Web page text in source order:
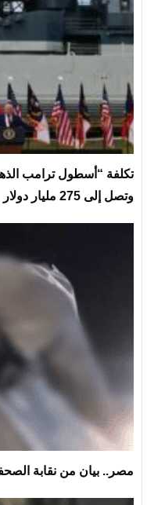
وتصل إلى 275 مليار دولار
مصر.. بيان من نقابة